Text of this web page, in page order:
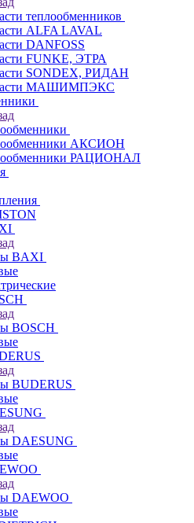
теплообменников
ALFA LAVAL
DANFOSS
FUNKE, ЭТРА
SONDEX, РИДАН
МАШИМПЭКС
АКСИОН
РАЦИОНАЛ
BAXI
BOSCH
BUDERUS
DAESUNG
DAEWOO